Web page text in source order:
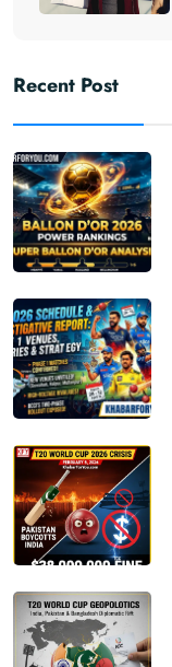
Recent Post